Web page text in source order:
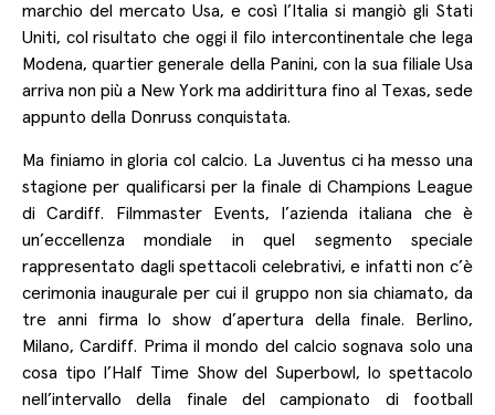
marchio del mercato Usa, e così l’Italia si mangiò gli Stati
Uniti, col risultato che oggi il filo intercontinentale che lega
Modena, quartier generale della Panini, con la sua filiale Usa
arriva non più a New York ma addirittura fino al Texas, sede
appunto della Donruss conquistata.
Ma finiamo in gloria col calcio. La Juventus ci ha messo una
stagione per qualificarsi per la finale di Champions League
di Cardiff. Filmmaster Events, l’azienda italiana che è
un’eccellenza mondiale in quel segmento speciale
rappresentato dagli spettacoli celebrativi, e infatti non c’è
cerimonia inaugurale per cui il gruppo non sia chiamato, da
tre anni firma lo show d’apertura della finale. Berlino,
Milano, Cardiff. Prima il mondo del calcio sognava solo una
cosa tipo l’Half Time Show del Superbowl, lo spettacolo
nell’intervallo della finale del campionato di football